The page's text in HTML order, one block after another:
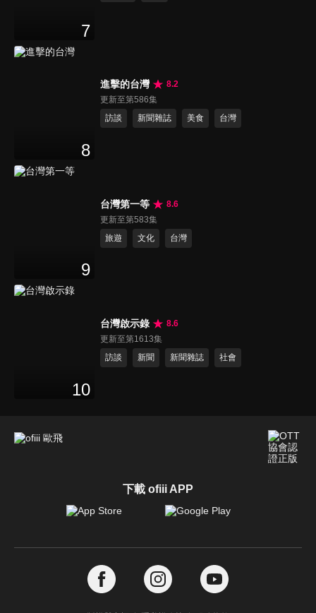
7
8
進擊的台灣
8.2
更新至第586集
訪談
新聞雜誌 美食 台灣
9
台灣第一等
8.6
更新至第583集
旅遊
文化 台灣
10
台灣啟示錄
8.6
更新至第1613集
訪談
新聞 新聞雜誌 社會
下載 ofiii APP